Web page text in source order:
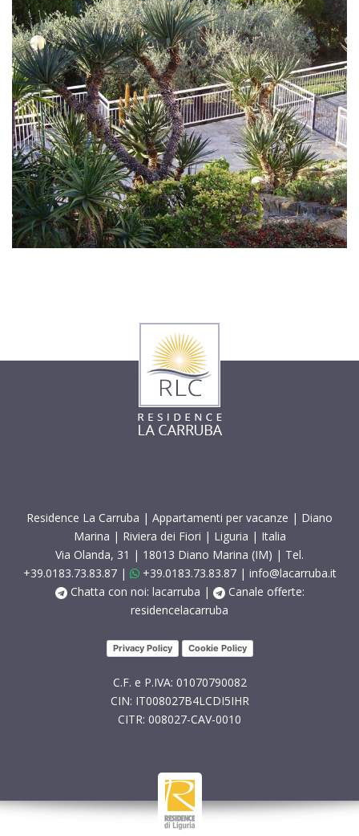
Residence La Carruba | Appartamenti per vacanze | Diano
Marina | Riviera dei Fiori | Liguria | Italia
Via Olanda, 31 | 18013 Diano Marina (IM) | Tel.
+39.0183.73.83.87| +39.0183.73.83.87| info@lacarruba.it
Chatta con noi: lacarruba |
Canale offerte:
residencelacarruba
Privacy Policy Cookie Policy
C.F. e P.IVA: 01070790082
CIN: IT008027B4LCDI5IHR
CITR: 008027-CAV-0010